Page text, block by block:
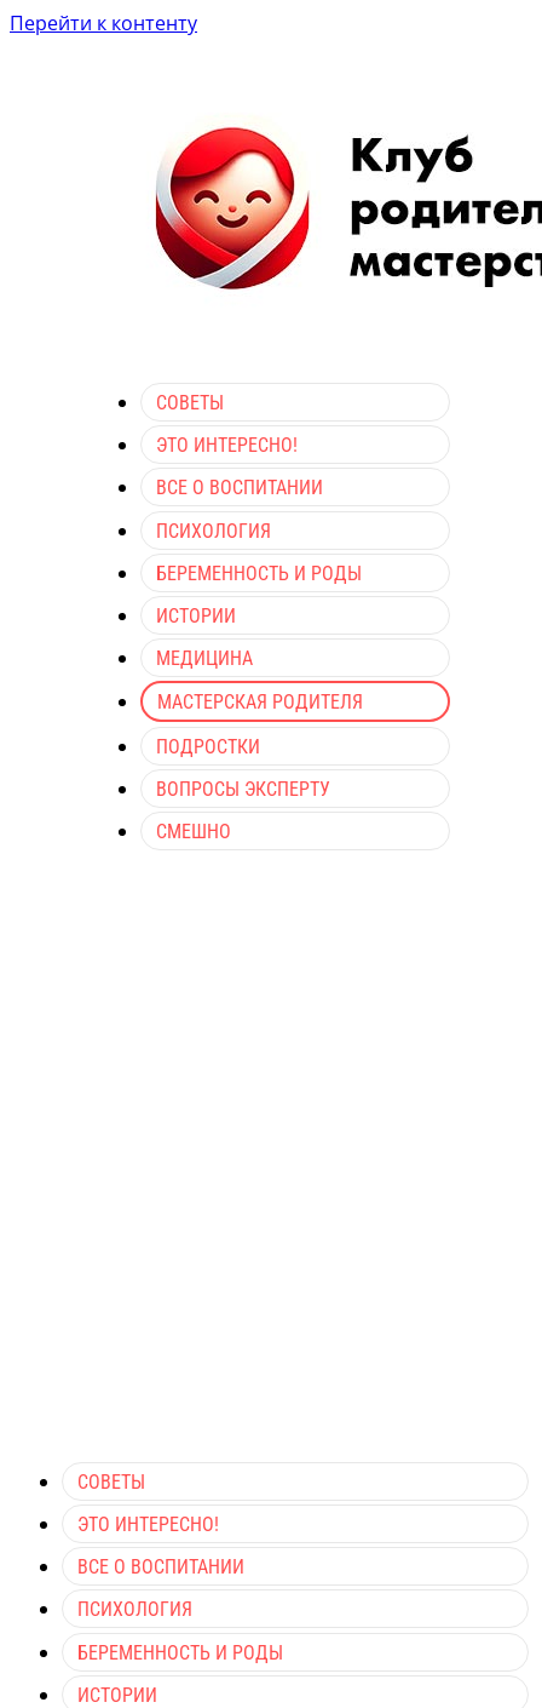
Перейти к контенту
СОВЕТЫ
ЭТО ИНТЕРЕСНО!
ВСЕ О ВОСПИТАНИИ
ПСИХОЛОГИЯ
БЕРЕМЕННОСТЬ И РОДЫ
ИСТОРИИ
МЕДИЦИНА
МАСТЕРСКАЯ РОДИТЕЛЯ
ПОДРОСТКИ
ВОПРОСЫ ЭКСПЕРТУ
СМЕШНО
СОВЕТЫ
ЭТО ИНТЕРЕСНО!
ВСЕ О ВОСПИТАНИИ
ПСИХОЛОГИЯ
БЕРЕМЕННОСТЬ И РОДЫ
ИСТОРИИ